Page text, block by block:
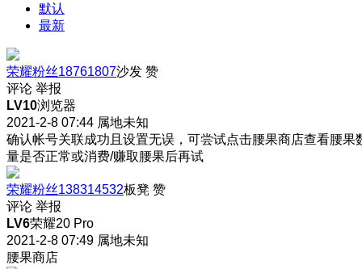
默认
最新
荣耀粉丝18761807沙发 赞
评论 举报
LV10浏览器
2021-2-8 07:44 属地未知
确认帐号关联成功且设置无误，可尝试点击腰果商店查看腰果
量是否正常或消费/赚取腰果后再试
荣耀粉丝138314532板凳 赞
评论 举报
LV6荣耀20 Pro
2021-2-8 07:49 属地未知
腰果商店